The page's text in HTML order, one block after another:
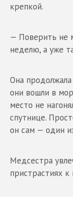
крепкой.
— Поверить не
неделю, а уже
Она
они вошли в
место не
спутнице.
он сам — один
Медсестра
пристрастиях